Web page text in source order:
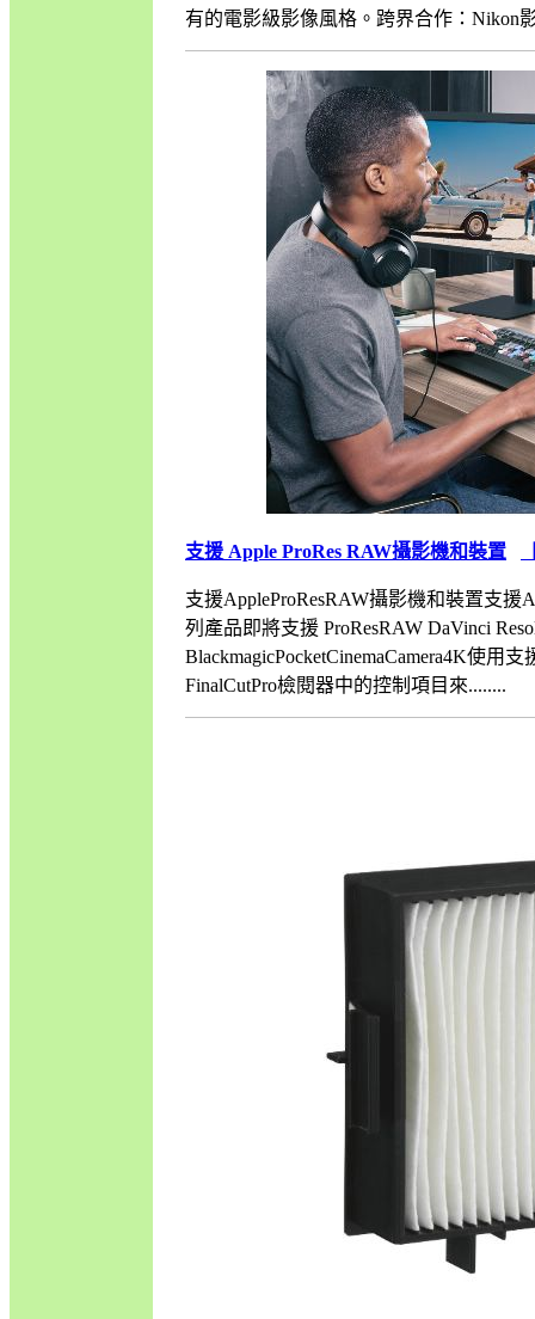
有的電影級影像風格。跨界合作：Nikon
支援 Apple ProRes RAW攝影機和裝置
支援AppleProResRAW攝影機和裝置支援
列產品即將支援 ProResRAW DaVinci
BlackmagicPocketCinemaCamera4K使用
FinalCutPro檢閱器中的控制項目來........